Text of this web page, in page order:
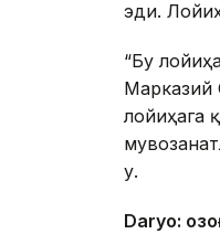
эди.
“Бу
Марказий
лойиҳага
у.
Daryo: